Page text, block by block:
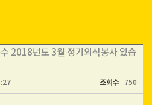
2018년도 3월 정기외식봉사 있습
조회수 750